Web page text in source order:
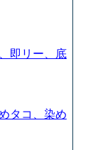
即リー、底
タコ、染め